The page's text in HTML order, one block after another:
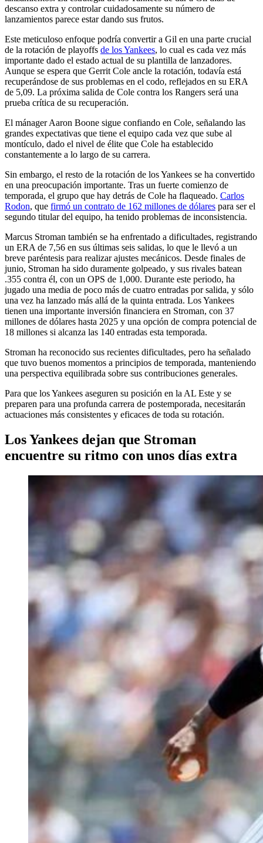
descanso extra y controlar cuidadosamente su número de
lanzamientos parece estar dando sus frutos.
Este meticuloso enfoque podría convertir a Gil en una parte crucial
de la rotación de playoffs de los Yankees, lo cual es cada vez más
importante dado el estado actual de su plantilla de lanzadores.
Aunque se espera que Gerrit Cole ancle la rotación, todavía está
recuperándose de sus problemas en el codo, reflejados en su ERA
de 5,09. La próxima salida de Cole contra los Rangers será una
prueba crítica de su recuperación.
El mánager Aaron Boone sigue confiando en Cole, señalando las
grandes expectativas que tiene el equipo cada vez que sube al
montículo, dado el nivel de élite que Cole ha establecido
constantemente a lo largo de su carrera.
Sin embargo, el resto de la rotación de los Yankees se ha convertido
en una preocupación importante. Tras un fuerte comienzo de
temporada, el grupo que hay detrás de Cole ha flaqueado. Carlos
Rodon, que firmó un contrato de 162 millones de dólares para ser el
segundo titular del equipo, ha tenido problemas de inconsistencia.
Marcus Stroman también se ha enfrentado a dificultades, registrando
un ERA de 7,56 en sus últimas seis salidas, lo que le llevó a un
breve paréntesis para realizar ajustes mecánicos. Desde finales de
junio, Stroman ha sido duramente golpeado, y sus rivales batean
.355 contra él, con un OPS de 1,000. Durante este periodo, ha
jugado una media de poco más de cuatro entradas por salida, y sólo
una vez ha lanzado más allá de la quinta entrada. Los Yankees
tienen una importante inversión financiera en Stroman, con 37
millones de dólares hasta 2025 y una opción de compra potencial de
18 millones si alcanza las 140 entradas esta temporada.
Stroman ha reconocido sus recientes dificultades, pero ha señalado
que tuvo buenos momentos a principios de temporada, manteniendo
una perspectiva equilibrada sobre sus contribuciones generales.
Para que los Yankees aseguren su posición en la AL Este y se
preparen para una profunda carrera de postemporada, necesitarán
actuaciones más consistentes y eficaces de toda su rotación.
Los Yankees dejan que Stroman
encuentre su ritmo con unos días extra